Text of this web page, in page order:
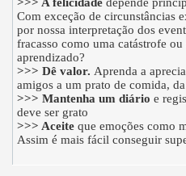
Com exceção de circunstâncias
por nossa interpretação dos
fracasso como uma catástrofe
aprendizado?
>>> Dê valor. Aprenda a
amigos a um prato de comida,
>>> Mantenha um diário e
deve ser grato
>>> Aceiteque emoções como
Assim é mais fácil conseguir